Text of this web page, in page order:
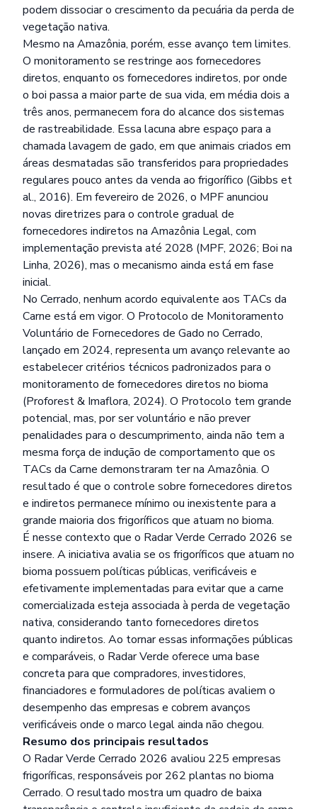
podem dissociar o crescimento da pecuária da perda de
vegetação nativa.
Mesmo na Amazônia, porém, esse avanço tem limites.
O monitoramento se restringe aos fornecedores
diretos, enquanto os fornecedores indiretos, por onde
o boi passa a maior parte de sua vida, em média dois a
três anos, permanecem fora do alcance dos sistemas
de rastreabilidade. Essa lacuna abre espaço para a
chamada lavagem de gado, em que animais criados em
áreas desmatadas são transferidos para propriedades
regulares pouco antes da venda ao frigorífico (Gibbs et
al., 2016). Em fevereiro de 2026, o MPF anunciou
novas diretrizes para o controle gradual de
fornecedores indiretos na Amazônia Legal, com
implementação prevista até 2028 (MPF, 2026; Boi na
Linha, 2026), mas o mecanismo ainda está em fase
inicial.
No Cerrado, nenhum acordo equivalente aos TACs da
Carne está em vigor. O Protocolo de Monitoramento
Voluntário de Fornecedores de Gado no Cerrado,
lançado em 2024, representa um avanço relevante ao
estabelecer critérios técnicos padronizados para o
monitoramento de fornecedores diretos no bioma
(Proforest & Imaflora, 2024). O Protocolo tem grande
potencial, mas, por ser voluntário e não prever
penalidades para o descumprimento, ainda não tem a
mesma força de indução de comportamento que os
TACs da Carne demonstraram ter na Amazônia. O
resultado é que o controle sobre fornecedores diretos
e indiretos permanece mínimo ou inexistente para a
grande maioria dos frigoríficos que atuam no bioma.
É nesse contexto que o Radar Verde Cerrado 2026 se
insere. A iniciativa avalia se os frigoríficos que atuam no
bioma possuem políticas públicas, verificáveis e
efetivamente implementadas para evitar que a carne
comercializada esteja associada à perda de vegetação
nativa, considerando tanto fornecedores diretos
quanto indiretos. Ao tornar essas informações públicas
e comparáveis, o Radar Verde oferece uma base
concreta para que compradores, investidores,
financiadores e formuladores de políticas avaliem o
desempenho das empresas e cobrem avanços
verificáveis onde o marco legal ainda não chegou.
Resumo dos principais resultados
O Radar Verde Cerrado 2026 avaliou 225 empresas
frigoríficas, responsáveis por 262 plantas no bioma
Cerrado. O resultado mostra um quadro de baixa